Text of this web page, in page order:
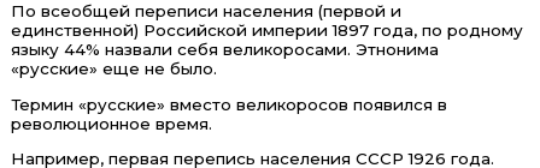
По всеобщей переписи населения (первой и
единственной) Российской империи 1897 года, по родному
языку 44% назвали себя великоросами. Этнонима
«русские» еще не было.
Термин «русские» вместо великоросов появился в
революционное время.
Например, первая перепись населения СССР 1926 года.